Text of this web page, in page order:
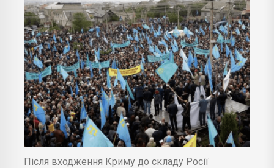
Після входження Криму до складу Росії